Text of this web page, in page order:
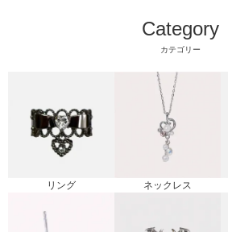
Category
カテゴリー
リング ネックレス